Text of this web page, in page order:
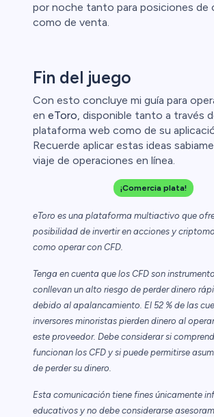
por noche tanto para posiciones de
como de venta.
Fin del juego
Con esto concluye mi guía para
en eToro, disponible tanto a través
plataforma web como de su
Recuerde aplicar estas ideas
viaje de operaciones en línea.
¡Comercia plata!
eToro es una plataforma multiactivo que
posibilidad de invertir en acciones y
como operar con CFD.
Tenga en cuenta que los CFD son
conllevan un alto riesgo de perder dinero
debido al apalancamiento. El 52 % de las
inversores minoristas pierden dinero al
este proveedor. Debe considerar si
funcionan los CFD y si puede permitirse
de perder su dinero.
Esta comunicación tiene fines únicamente
educativos y no debe considerarse